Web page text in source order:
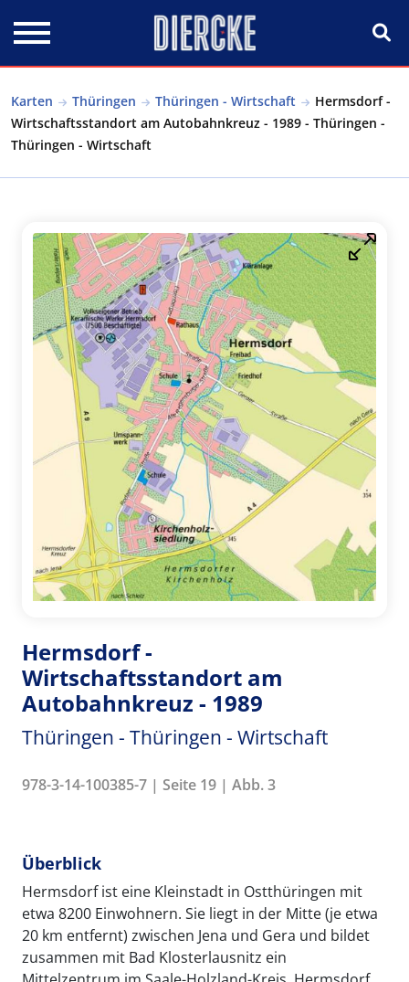
Karten Thüringen Thüringen - Wirtschaft
Hermsdorf -
Wirtschaftsstandort am Autobahnkreuz - 1989 - Thüringen -
Thüringen - Wirtschaft
Hermsdorf -
Wirtschaftsstandort am
Autobahnkreuz - 1989
Thüringen - Thüringen - Wirtschaft
978-3-14-100385-7 | Seite 19 | Abb. 3
Überblick
Hermsdorf ist eine Kleinstadt in Ostthüringen mit
etwa 8200 Einwohnern. Sie liegt in der Mitte (je etwa
20 km entfernt) zwischen Jena und Gera und bildet
zusammen mit Bad Klosterlausnitz ein